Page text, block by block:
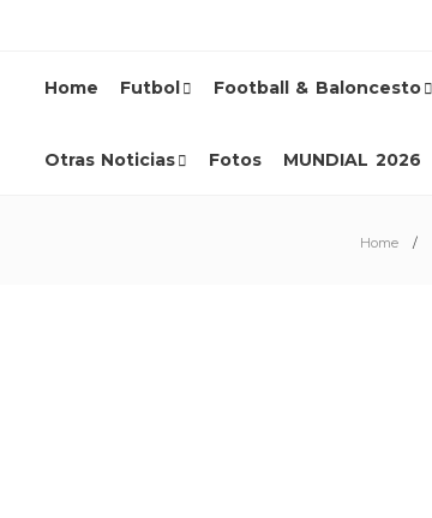
Home Futbol Football & Baloncesto
Otras Noticias Fotos MUNDIAL 2026
Home